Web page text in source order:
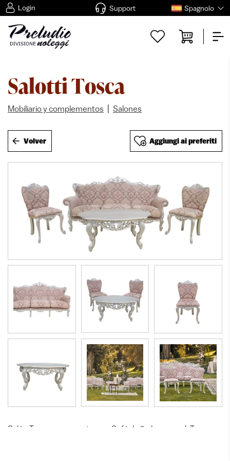
Login Support Spagnolo
Salotti Tosca
Mobiliario y complementos Salones
Volver Aggiungi ai preferiti
Salón Tosca compuesto por: Sofá de 3 plazas mod. Tosca en